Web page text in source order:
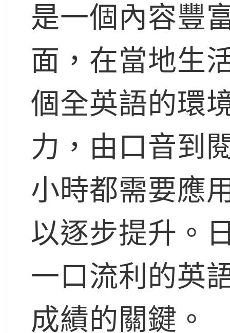
是一個內容豐
面，在當地生
個全英語的環
力，由口音到
小時都需要應
以逐步提升。
一口流利的英
成績的關鍵。